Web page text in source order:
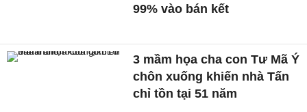
99% vào bán kết
3 mầm họa cha con Tư Mã Ý
chôn xuống khiến nhà Tấn
chỉ tồn tại 51 năm